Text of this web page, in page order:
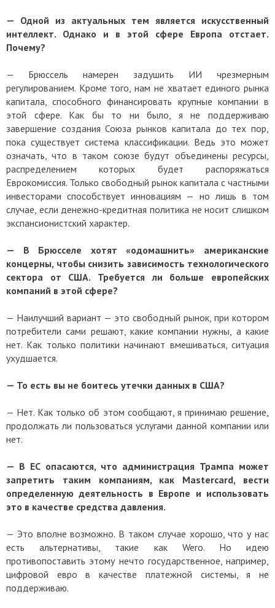
— Одной из актуальных тем является искусственный
интеллект. Однако и в этой сфере Европа отстает.
Почему?
— Брюссель намерен задушить ИИ чрезмерным
регулированием. Кроме того, нам не хватает единого рынка
капитала, способного финансировать крупные компании в
этой сфере. Как бы то ни было, я не поддерживаю
завершение создания Союза рынков капитала до тех пор,
пока существует система классификации. Ведь это может
означать, что в таком союзе будут объединены ресурсы,
распределением которых будет распоряжаться
Еврокомиссия. Только свободный рынок капитала с частными
инвесторами способствует инновациям — но лишь в том
случае, если денежно-кредитная политика не носит слишком
экспансионистский характер.
— В Брюсселе хотят «одомашнить» американские
концерны, чтобы снизить зависимость технологического
сектора от США. Требуется ли больше европейских
компаний в этой сфере?
— Наилучший вариант — это свободный рынок, при котором
потребители сами решают, какие компании нужны, а какие
нет. Как только политики начинают вмешиваться, ситуация
ухудшается.
— То есть вы не боитесь утечки данных в США?
— Нет. Как только об этом сообщают, я принимаю решение,
продолжать ли пользоваться услугами данной компании или
нет.
— В ЕС опасаются, что администрация Трампа может
запретить таким компаниям, как Mastercard, вести
определенную деятельность в Европе и использовать
это в качестве средства давления.
— Это вполне возможно. В таком случае хорошо, что у нас
есть альтернативы, такие как Wero. Но идею
противопоставить этому нечто государственное, например,
цифровой евро в качестве платежной системы, я не
поддерживаю.